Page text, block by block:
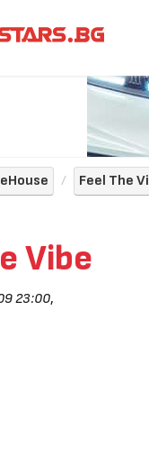
Feel The
Vibe
23:00,